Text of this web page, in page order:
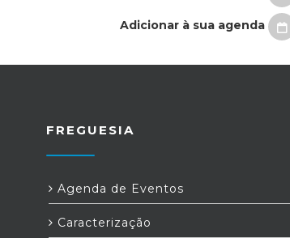
Adicionar à sua agenda
FREGUESIA
Agenda de Eventos
Caracterização